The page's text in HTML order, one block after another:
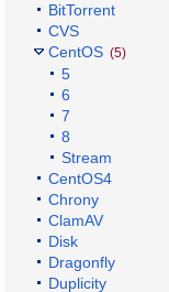
BitTorrent
CVS
CentOS (5)
5
6
7
8
Stream
CentOS4
Chrony
ClamAV
Disk
Dragonfly
Duplicity